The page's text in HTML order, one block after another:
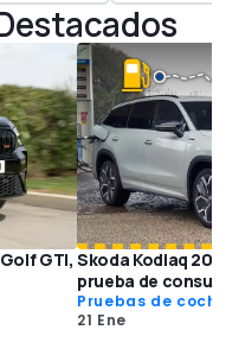
GTI, Skoda Kodiaq
prueba de
Pruebas de
21 Ene